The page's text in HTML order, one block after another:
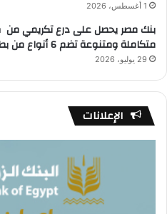
1 أغسطس، 2026
متكاملة ومتنوعة تضم 6 أنواع من بطاقات الشركات خلال عام واحد
29 يوليو، 2026
الإعلانات